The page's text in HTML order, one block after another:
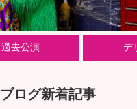
過去公演 デ
ブログ新着記事